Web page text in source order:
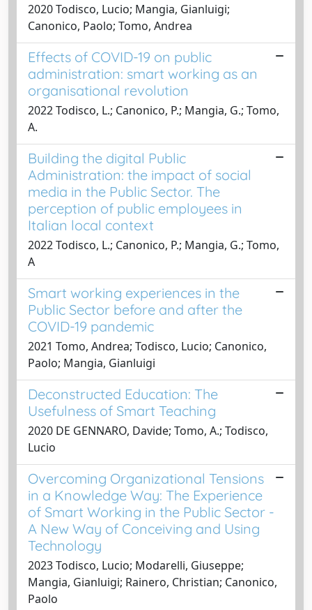
2020 Todisco, Lucio; Mangia, Gianluigi;
Canonico, Paolo; Tomo, Andrea
Effects of COVID-19 on public
administration: smart working as an
organisational revolution
2022 Todisco, L.; Canonico, P.; Mangia, G.; Tomo,
A.
Building the digital Public
Administration: the impact of social
media in the Public Sector. The
perception of public employees in
Italian local context
2022 Todisco, L.; Canonico, P.; Mangia, G.; Tomo,
A
Smart working experiences in the
Public Sector before and after the
COVID-19 pandemic
2021 Tomo, Andrea; Todisco, Lucio; Canonico,
Paolo; Mangia, Gianluigi
Deconstructed Education: The
Usefulness of Smart Teaching
2020 DE GENNARO, Davide; Tomo, A.; Todisco,
Lucio
Overcoming Organizational Tensions
in a Knowledge Way: The Experience
of Smart Working in the Public Sector -
A New Way of Conceiving and Using
Technology
2023 Todisco, Lucio; Modarelli, Giuseppe;
Mangia, Gianluigi; Rainero, Christian; Canonico,
Paolo